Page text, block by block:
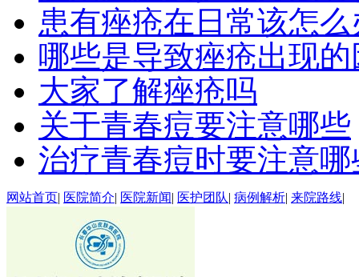
患有痤疮在日常该怎么
哪些是导致痤疮出现的
大家了解痤疮吗
关于青春痘要注意哪些
治疗青春痘时要注意哪
网站首页| 医院简介| 医院新闻| 医护团队| 病例解析| 来院路线|